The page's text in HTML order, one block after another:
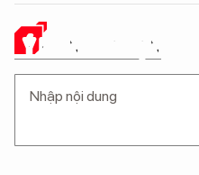
Ý KIẾN CỦA BẠN